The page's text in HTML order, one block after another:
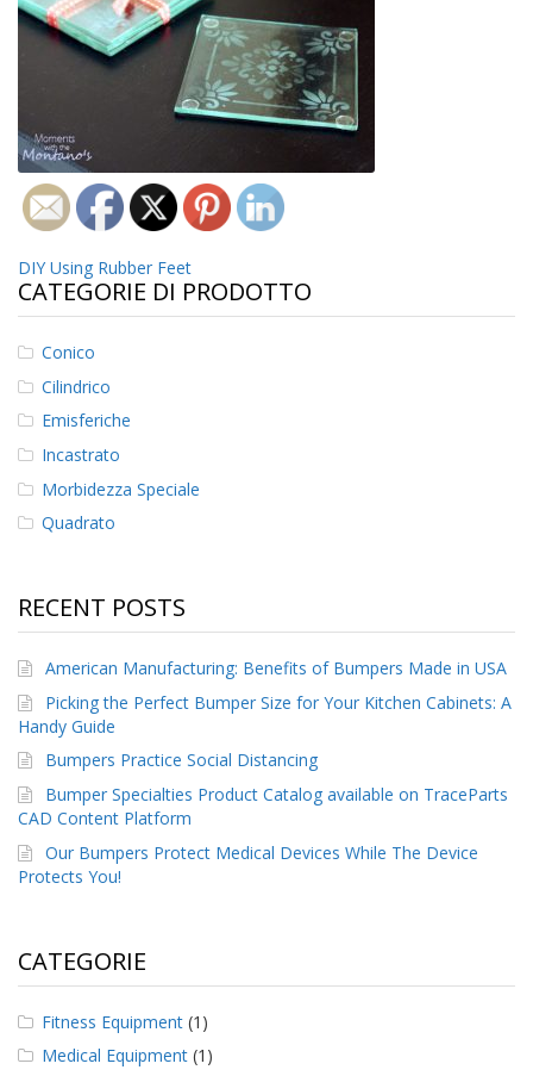
z
E
q
e
n
e
e
r
v
z
A
Q
B
o
g
o
n
t
a
t
c
Navigazione
articoli
DIY Using Rubber Feet
CATEGORIE DI PRODOTTO
Conico
Cilindrico
Emisferiche
Incastrato
Morbidezza Speciale
Quadrato
RECENT POSTS
American Manufacturing: Benefits of Bumpers Made in USA
Picking the Perfect Bumper Size for Your Kitchen Cabinets: A
Handy Guide
Bumpers Practice Social Distancing
Bumper Specialties Product Catalog available on TraceParts
CAD Content Platform
Our Bumpers Protect Medical Devices While The Device
Protects You!
CATEGORIE
Fitness Equipment (1)
Medical Equipment (1)